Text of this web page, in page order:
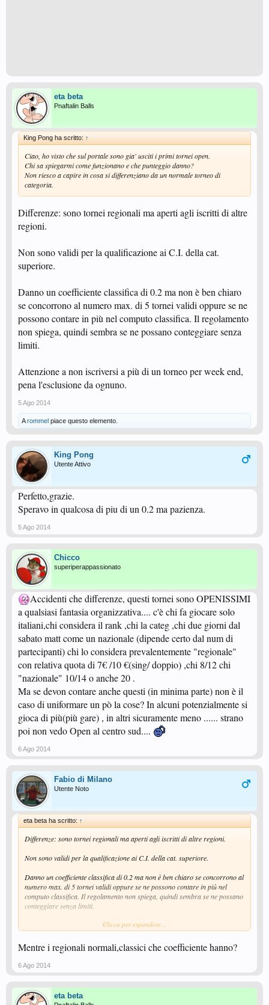
eta beta
Pnaftalin Balls
King Pong ha scritto: ↑
Ciao, ho visto che sul portale sono gia' usciti i primi tornei open.
Chi sa spiegarmi come funzionano e che punteggio danno?
Non riesco a capire in cosa si differenziano da un normale torneo di
categoria.
Differenze: sono tornei regionali ma aperti agli iscritti di altre
regioni.
Non sono validi per la qualificazione ai C.I. della cat.
superiore.
Danno un coefficiente classifica di 0.2 ma non è ben chiaro
se concorrono al numero max. di 5 tornei validi oppure se ne
possono contare in più nel computo classifica. Il regolamento
non spiega, quindi sembra se ne possano conteggiare senza
limiti.
Attenzione a non iscriversi a più di un torneo per week end,
pena l'esclusione da ognuno.
5 Ago 2014
Arommel piace questo elemento.
King Pong
Utente Attivo
Perfetto,grazie.
Speravo in qualcosa di piu di un 0.2 ma pazienza.
5 Ago 2014
Chicco
superiperappassionato
Accidenti che differenze, questi tornei sono OPENISSIMI
a qualsiasi fantasia organizzativa.... c'è chi fa giocare solo
italiani,chi considera il rank ,chi la categ ,chi due giorni dal
sabato matt come un nazionale (dipende certo dal num di
partecipanti) chi lo considera prevalentemente "regionale"
con relativa quota di 7€ /10 €(sing/ doppio) ,chi 8/12 chi
"nazionale" 10/14 o anche 20 .
Ma se devon contare anche questi (in minima parte) non è il
caso di uniformare un pò la cose? In alcuni potenzialmente si
gioca di più(più gare) , in altri sicuramente meno ...... strano
poi non vedo Open al centro sud....
6 Ago 2014
Fabio di Milano
Utente Noto
eta beta ha scritto: ↑
Differenze: sono tornei regionali ma aperti agli iscritti di altre regioni.
Non sono validi per la qualificazione ai C.I. della cat. superiore.
Danno un coefficiente classifica di 0.2 ma non è ben chiaro se concorrono al
numero max. di 5 tornei validi oppure se ne possono contare in più nel
computo classifica. Il regolamento non spiega, quindi sembra se ne possano
conteggiare senza limiti.
Attenzione a non iscriversi a più di un torneo per week end, pena l'esclusione
Clicca per espandere...
Mentre i regionali normali,classici che coefficiente hanno?
6 Ago 2014
eta beta